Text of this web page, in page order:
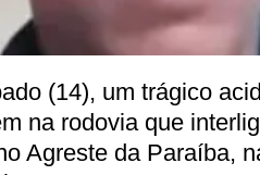
(14), um trágico
na rodovia que
Agreste da Paraíba,